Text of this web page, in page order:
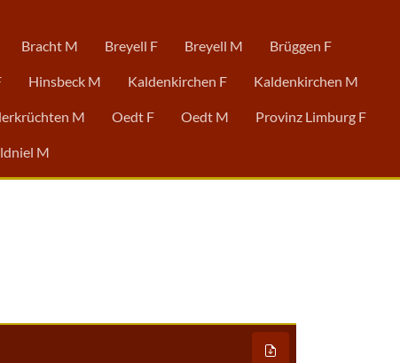
Bracht M Breyell F Breyell M Brüggen F
Hinsbeck M Kaldenkirchen F Kaldenkirchen M
M Oedt F Oedt M Provinz Limburg F
M